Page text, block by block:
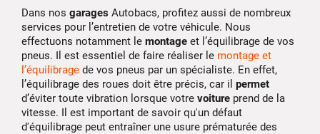
Dans nos garages Autobacs, profitez aussi de nombreux
services pour l’entretien de votre véhicule. Nous
effectuons notamment le montage et l’équilibrage de vos
pneus. Il est essentiel de faire réaliser le montage et
l’équilibrage de vos pneus par un spécialiste. En effet,
l’équilibrage des roues doit être précis, car il permet
d’éviter toute vibration lorsque votre voiture prend de la
vitesse. Il est important de savoir qu'un défaut
d'équilibrage peut entraîner une usure prématurée des